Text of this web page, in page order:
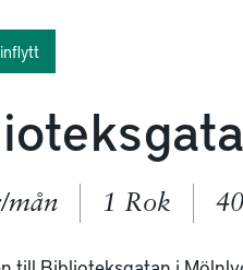
mån 1 Rok